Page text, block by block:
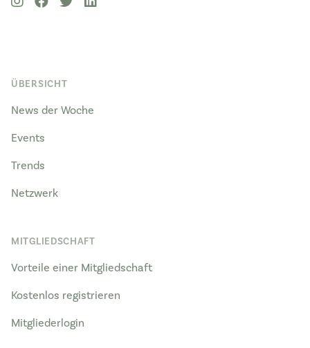
ÜBERSICHT
News der Woche
Events
Trends
Netzwerk
MITGLIEDSCHAFT
Vorteile einer Mitgliedschaft
Kostenlos registrieren
Mitgliederlogin